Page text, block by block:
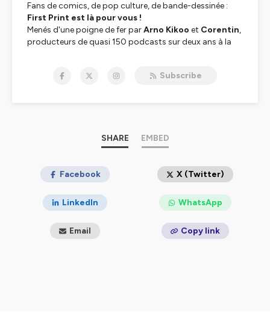
Fans de comics, de pop culture, de bande-dessinée :
First Print est là pour vous !
Menés d'une poigne de fer parArno Kikoo et Corentin,
producteurs de quasi 150 podcasts sur deux ans à la
élargissant les horizons. Un seul mot d'ordre :
de multiples angles, vous trouverez avec
Des rendez-vous régulier pour suivre l'actualité et la
Des émissions pour parler des sorties VO/VF
Mais également des émissions ponctuelles
culture comics en France et ailleurs (le format
Subscribe
SHARE EMBED
Facebook X (Twitter)
LinkedIn WhatsApp
Email Copy link